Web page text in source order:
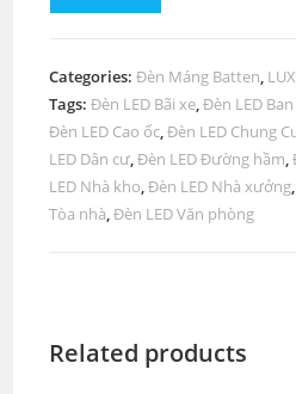
Categories:Đèn Máng Batten,
Tags:Đèn LED Bãi xe,Đèn LED
Đèn LED Cao ốc,Đèn LED Chung
LED Dân cư,Đèn LED Đường hầm,
LED Nhà kho,Đèn LED Nhà xưởng
Tòa nhà,Đèn LED Văn phòng
Related products